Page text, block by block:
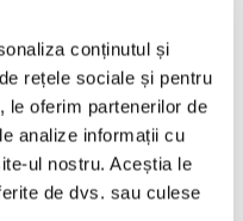
conținutul și
rețele sociale și pentru
le oferim partenerilor de
analize informații cu
ul nostru. Aceștia le
de dvs. sau culese
Shakespeare
Theater Focșani
at 19:00
current staging.